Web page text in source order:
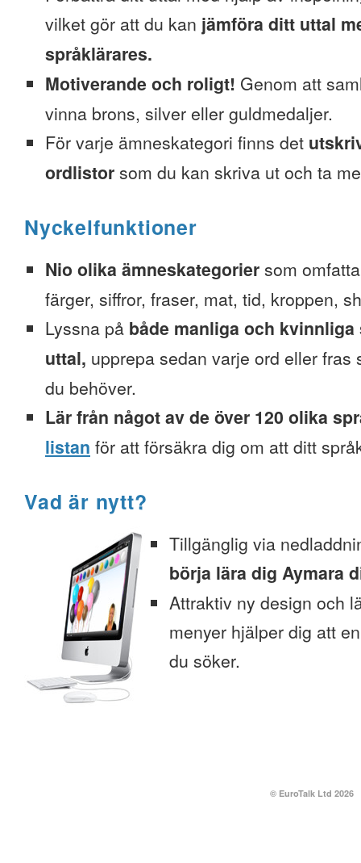
vilket gör att du kan jämföra ditt uttal
språklärares.
Motiverande och roligt! Genom att
vinna brons, silver eller guldmedaljer.
För varje ämneskategori finns det
ordlistor som du kan skriva ut och ta
Nyckelfunktioner
Nio olika ämneskategorier som
färger, siffror, fraser, mat, tid, kroppen,
Lyssna på både manliga och
uttal, upprepa sedan varje ord eller fras
du behöver.
Lär från något av de över 120 olika
listan för att försäkra dig om att ditt
Vad är nytt?
Tillgänglig via
börja lära dig Aymara
Attraktiv ny design och
menyer hjälper dig att
du söker.
© EuroTalk Ltd 2026